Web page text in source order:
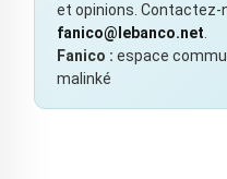
et opinions. Contactez-
fanico@lebanco.net
Fanico : espace
malinké